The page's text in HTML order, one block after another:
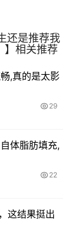
还是推荐我
】相关推荐
,真的是太影
29
体脂肪填充,
22
这结果挺出